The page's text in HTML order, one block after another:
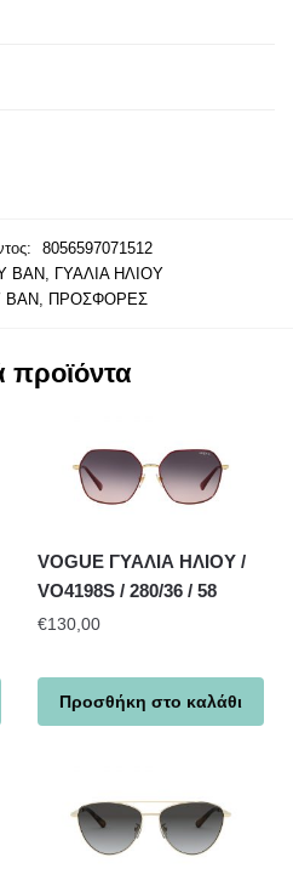
8056597071512
BAN, ΓΥΑΛΙΑ ΗΛΙΟΥ
BAN, ΠΡΟΣΦΟΡΕΣ
προϊόντα
VOGUE ΓΥΑΛΙΑ ΗΛΙΟΥ /
VO4198S / 280/36 / 58
€130,00
Προσθήκη στο καλάθι